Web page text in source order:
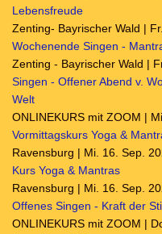
Lebensfreude
Zenting- Bayrischer Wald |
Wochenende Singen -
Zenting - Bayrischer Wald |
Singen - Offener Abend v.
Welt
ONLINEKURS mit ZOOM |
Vormittagskurs Yoga &
Ravensburg | Mi. 16. Sep.
Kurs Yoga & Mantras
Ravensburg | Mi. 16. Sep.
Offenes Singen - Kraft der
ONLINEKURS mit ZOOM |